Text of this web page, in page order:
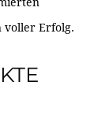
voller Erfolg.